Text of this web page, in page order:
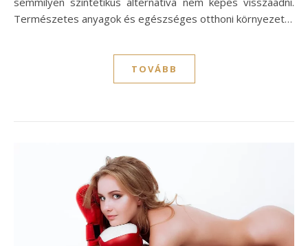
Természetes anyagok és egészséges otthoni környezet…
TOVÁBB